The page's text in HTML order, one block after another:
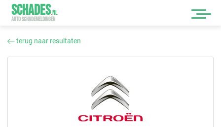
SCHADES.NL
AUTO SCHADEMELDINGEN
terug naar resultaten